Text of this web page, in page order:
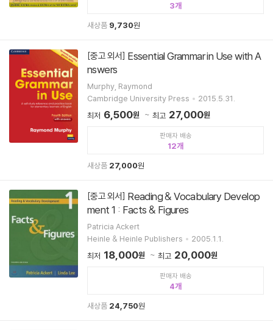
3
새상품 9,730원
[중고 외서]
nswers
Murphy, Raymond
Cambridge University Press
2015.5.31.
최저 6,500원 최고 27,000원
판매자 배송
12
새상품 27,000원
[중고 외서]
ment 1 : Facts & Figures
Patricia Ackert
Heinle & Heinle Publishers
2005.1.1.
최저 18,000원 최고 20,000원
판매자 배송
4
새상품 24,750원